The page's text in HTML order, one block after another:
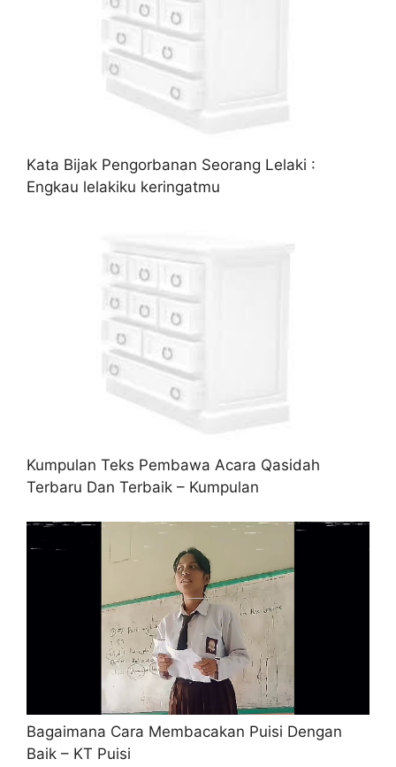
Kata Bijak Pengorbanan Seorang Lelaki :
Engkau lelakiku keringatmu
Kumpulan Teks Pembawa Acara Qasidah
Terbaru Dan Terbaik – Kumpulan
Bagaimana Cara Membacakan Puisi Dengan
Baik – KT Puisi